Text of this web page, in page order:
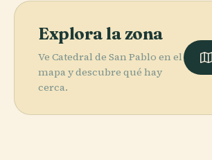
Explora la zona
Ve Catedral de San Pablo en el
mapa y descubre qué hay
cerca.